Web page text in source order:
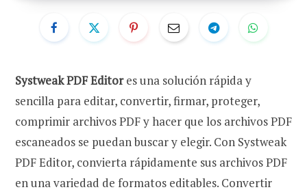
Systweak PDF Editores una solución rápida y
sencilla para editar, convertir, firmar, proteger,
comprimir archivos PDF y hacer que los archivos PDF
escaneados se puedan buscar y elegir. Con Systweak
PDF Editor, convierta rápidamente sus archivos PDF
en una variedad de formatos editables. Convertir